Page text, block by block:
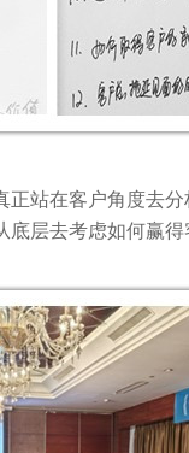
正站在客户角度去
层去考虑如何赢